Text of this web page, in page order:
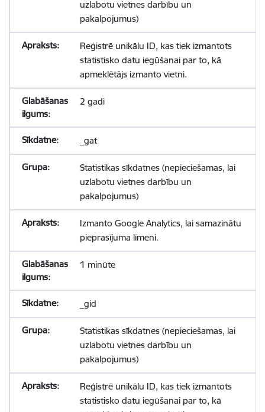
uzlabotu vietnes darbību un
pakalpojumus)
Reģistrē unikālu ID, kas tiek izmantots
statistisko datu iegūšanai par to, kā
apmeklētājs izmanto vietni.
2 gadi
_gat
Statistikas sīkdatnes (nepieciešamas, lai
uzlabotu vietnes darbību un
pakalpojumus)
Izmanto Google Analytics, lai samazinātu
pieprasījuma līmeni.
1 minūte
_gid
Statistikas sīkdatnes (nepieciešamas, lai
uzlabotu vietnes darbību un
pakalpojumus)
Reģistrē unikālu ID, kas tiek izmantots
statistisko datu iegūšanai par to, kā